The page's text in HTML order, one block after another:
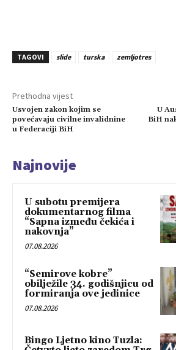
TAGOVI slide turska zemljotres
Prethodna vijest
Usvojen zakon kojim se
povećavaju civilne invalidnine
u Federaciji BiH
U
BiH
Najnovije
U subotu premijera
dokumentarnog filma
“Sapna između čekića i
nakovnja”
07.08.2026
“Semirove kobre”
obilježile 34. godišnjicu od
formiranja ove jedinice
07.08.2026
Bingo Ljetno kino Tuzla: